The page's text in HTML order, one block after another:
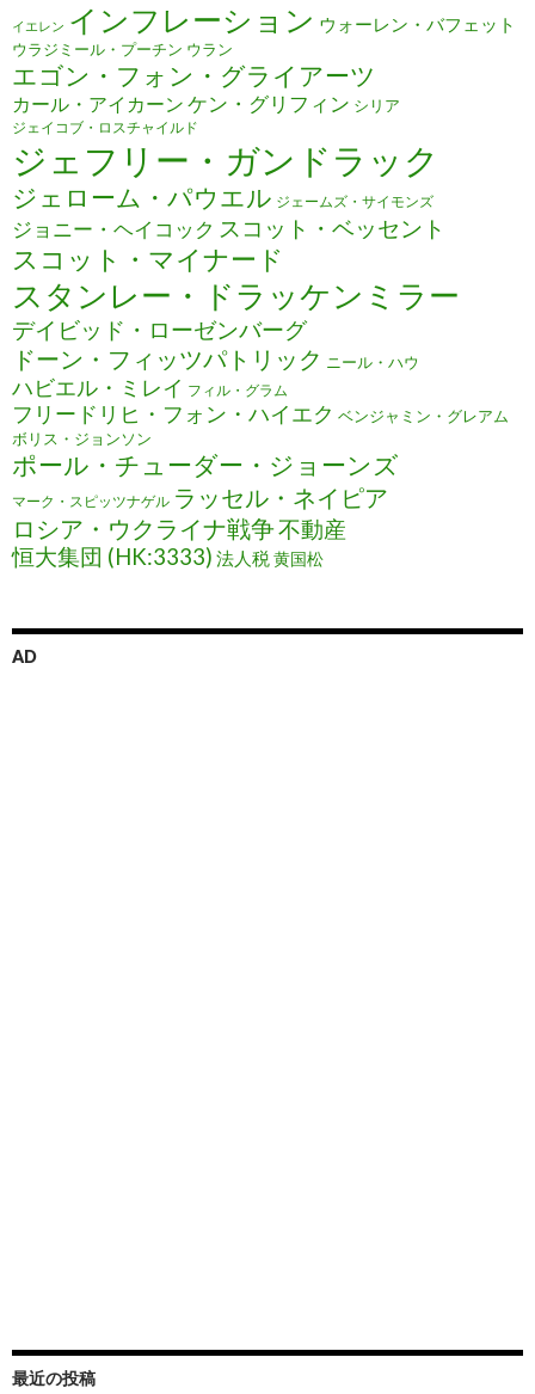
イエレン インフレーション ウォーレン・バフェット
ウラジミール・プーチン ウラン
エゴン・フォン・グライアーツ
カール・アイカーン ケン・グリフィン シリア
ジェイコブ・ロスチャイルド
ジェフリー・ガンドラック
ジェローム・パウエル ジェームズ・サイモンズ
ジョニー・ヘイコック スコット・ベッセント
スコット・マイナード
スタンレー・ドラッケンミラー
デイビッド・ローゼンバーグ
ドーン・フィッツパトリック ニール・ハウ
ハビエル・ミレイ フィル・グラム
フリードリヒ・フォン・ハイエク ベンジャミン・グレアム
ボリス・ジョンソン
ポール・チューダー・ジョーンズ
マーク・スピッツナゲル ラッセル・ネイピア
ロシア・ウクライナ戦争不動産
恒大集団 (HK:3333) 法人税黄国松
AD
最近の投稿